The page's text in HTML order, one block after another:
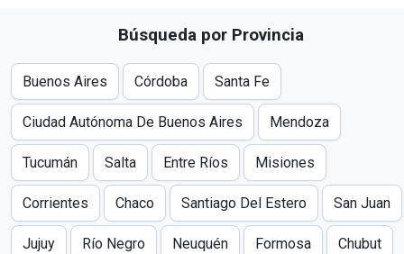
Búsqueda por Provincia
Buenos Aires Córdoba Santa Fe
Ciudad Autónoma De Buenos Aires Mendoza
Tucumán Salta Entre Ríos Misiones
Corrientes Chaco Santiago Del Estero San Juan
Jujuy Río Negro Neuquén Formosa Chubut